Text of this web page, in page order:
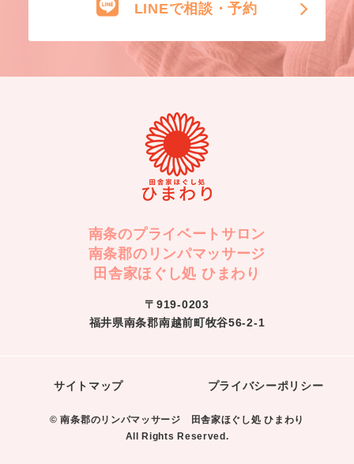
LINEで相談・予約
南条のプライベートサロン
南条郡のリンパマッサージ
田舎家ほぐし処 ひまわり
〒919-0203
福井県南条郡南越前町牧谷56-2-1
サイトマップ プライバシーポリシー
© 南条郡のリンパマッサージ 田舎家ほぐし処 ひまわり
All Rights Reserved.